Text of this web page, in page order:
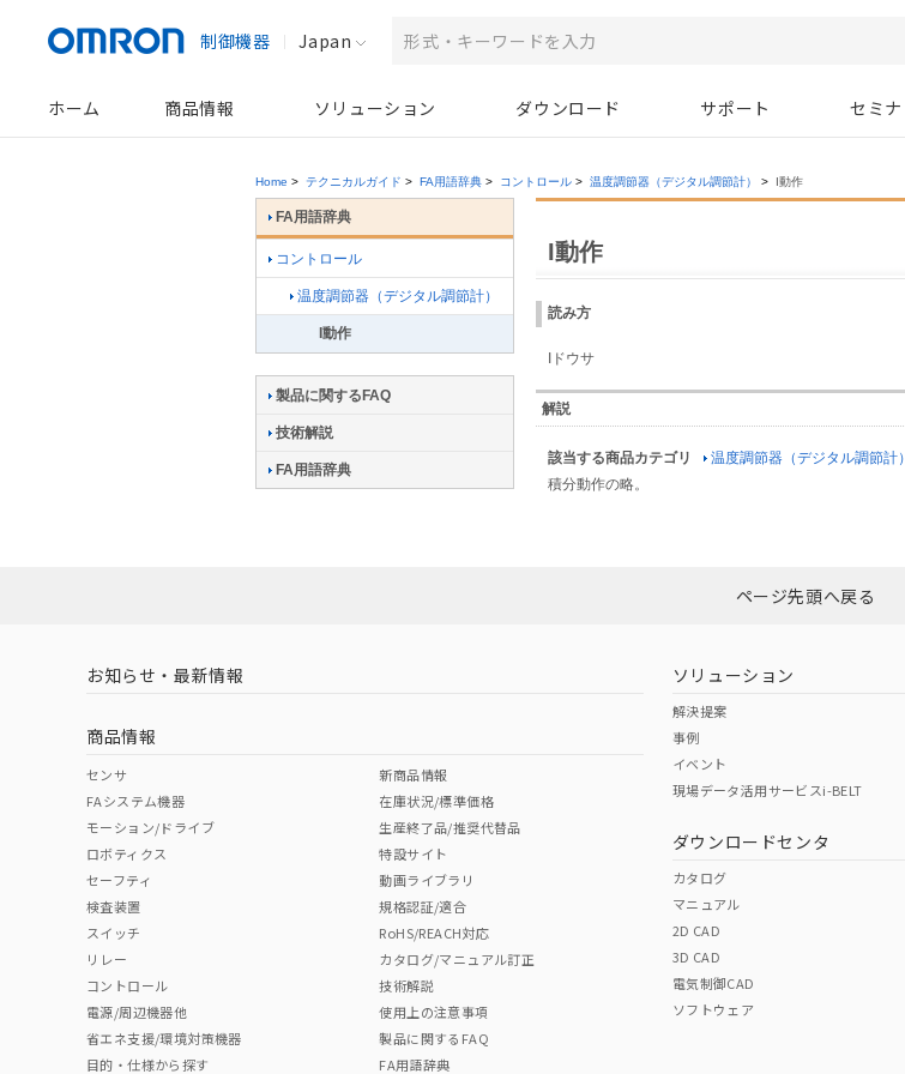
制御機器 Japan
ホーム 商品情報 ソリューション ダウンロード サポート セミナ
Home > テクニカルガイド > FA用語辞典 > コントロール > 温度調節器（デジタル調節計） > I動作
I動作
読み方
Iドウサ
解説
該当する商品カテゴリ
温度調節器（デジタル調節計）
積分動作の略。
FA用語辞典
コントロール
温度調節器（デジタル調節計）
I動作
製品に関するFAQ
技術解説
FA用語辞典
ページ先頭へ戻る
お知らせ・最新情報
商品情報
センサ
FAシステム機器
モーション/ドライブ
ロボティクス
セーフティ
検査装置
スイッチ
リレー
コントロール
電源/周辺機器他
省エネ支援/環境対策機器
目的・仕様から探す
新商品情報
在庫状況/標準価格
生産終了品/推奨代替品
特設サイト
動画ライブラリ
規格認証/適合
RoHS/REACH対応
カタログ/マニュアル訂正
技術解説
使用上の注意事項
製品に関するFAQ
FA用語辞典
ソリューション
解決提案
事例
イベント
現場データ活用サービスi-BELT
ダウンロードセンタ
カタログ
マニュアル
2D CAD
3D CAD
電気制御CAD
ソフトウェア